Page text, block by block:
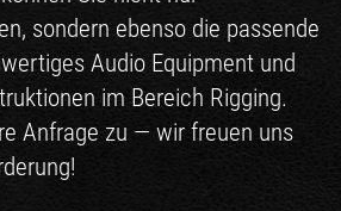
, sondern ebenso die passende
Audio Equipment und
im Bereich Rigging.
Anfrage zu — wir freuen uns